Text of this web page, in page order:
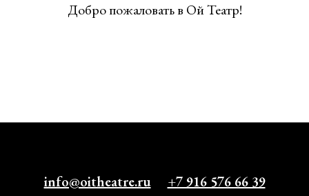
Добро пожаловать в Ой Театр!
info@oitheatre.ru +7 916 576 66 39